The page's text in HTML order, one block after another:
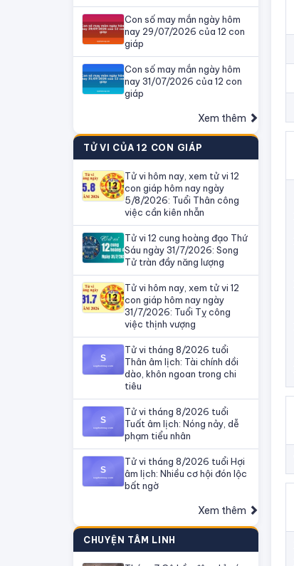
Con số may mắn ngày hôm
nay 29/07/2026 của 12 con
giáp
Con số may mắn ngày hôm
nay 31/07/2026 của 12 con
giáp
Xem thêm
TỬ VI CỦA 12 CON GIÁP
Tử vi hôm nay, xem tử vi 12
con giáp hôm nay ngày
5/8/2026: Tuổi Thân công
việc cần kiên nhẫn
Tử vi 12 cung hoàng đạo Thứ
Sáu ngày 31/7/2026: Song
Tử tràn đầy năng lượng
Tử vi hôm nay, xem tử vi 12
con giáp hôm nay ngày
31/7/2026: Tuổi Tỵ công
việc thịnh vượng
Tử vi tháng 8/2026 tuổi
Thân âm lịch: Tài chính dồi
dào, khôn ngoan trong chi
tiêu
Tử vi tháng 8/2026 tuổi
Tuất âm lịch: Nóng nảy, dễ
phạm tiểu nhân
Tử vi tháng 8/2026 tuổi Hợi
âm lịch: Nhiều cơ hội đón lộc
bất ngờ
Xem thêm
CHUYỆN TÂM LINH